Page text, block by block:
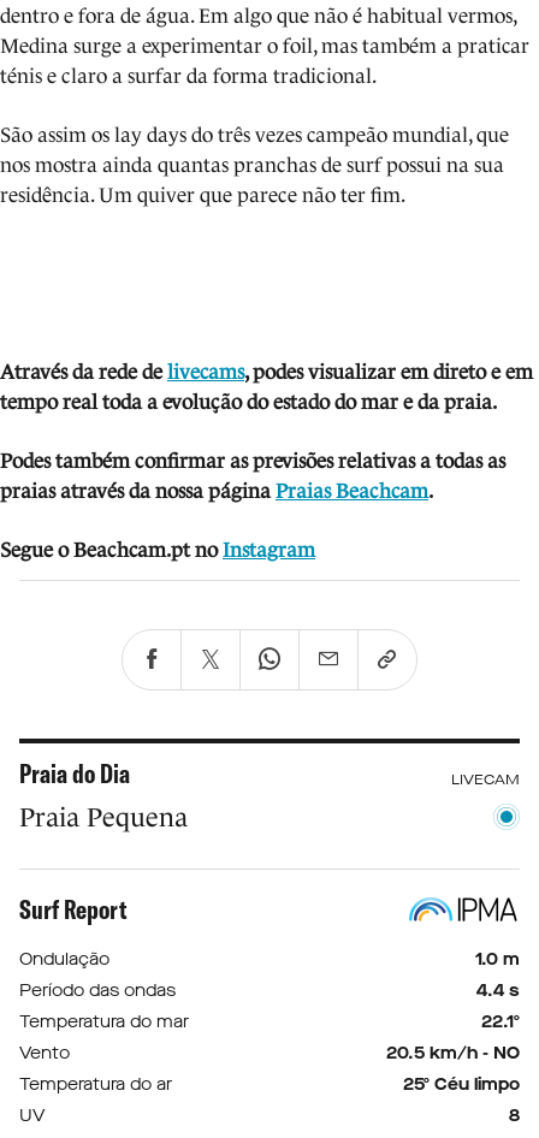
dentro e fora de água. Em algo que não é habitual vermos,
Medina surge a experimentar o foil, mas também a praticar
ténis e claro a surfar da forma tradicional.
São assim os lay days do três vezes campeão mundial, que
nos mostra ainda quantas pranchas de surf possui na sua
residência. Um quiver que parece não ter fim.
Através da rede delivecams, podes visualizar em direto e em
tempo real toda a evolução do estado do mar e da praia.
Podes também confirmar as previsões relativas a todas as
praias através da nossa páginaPraias Beachcam.
Segue o Beachcam.pt no Instagram
Praia do Dia LIVECAM
Praia Pequena
Surf Report
Ondulação
1.0 m
Período das ondas
4.4 s
Temperatura do mar
22.1º
Vento
20.5 km/h - NO
Temperatura do ar
25º Céu limpo
UV
8